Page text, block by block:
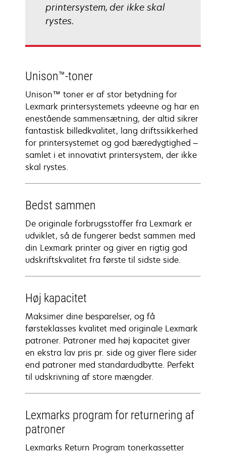
printersystem, der ikke skal
rystes.
Unison™-toner
Unison™ toner er af stor betydning for
Lexmark printersystemets ydeevne og har en
enestående sammensætning, der altid sikrer
fantastisk billedkvalitet, lang driftssikkerhed
for printersystemet og god bæredygtighed –
samlet i et innovativt printersystem, der ikke
skal rystes.
Bedst sammen
De originale forbrugsstoffer fra Lexmark er
udviklet, så de fungerer bedst sammen med
din Lexmark printer og giver en rigtig god
udskriftskvalitet fra første til sidste side.
Høj kapacitet
Maksimer dine besparelser, og få
førsteklasses kvalitet med originale Lexmark
patroner. Patroner med høj kapacitet giver
en ekstra lav pris pr. side og giver flere sider
end patroner med standardudbytte. Perfekt
til udskrivning af store mængder.
Lexmarks program for returnering af
patroner
Lexmarks Return Program tonerkassetter